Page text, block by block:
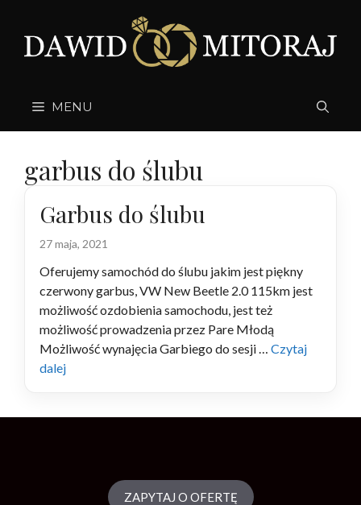
MENU
garbus do ślubu
Garbus do ślubu
27 maja, 2021
Oferujemy samochód do ślubu jakim jest piękny
czerwony garbus, VW New Beetle 2.0 115km jest
możliwość ozdobienia samochodu, jest też
możliwość prowadzenia przez Pare Młodą
Możliwość wynajęcia Garbiego do sesji … Czytaj
dalej
ZAPYTAJ O OFERTĘ